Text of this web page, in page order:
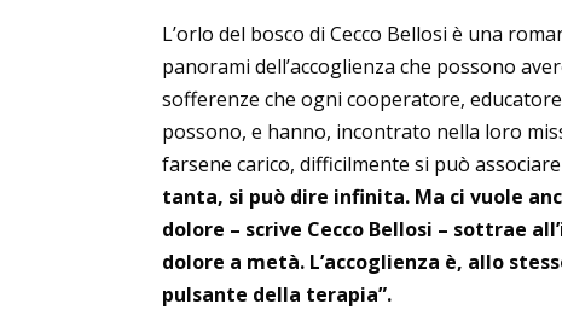
L’orlo del bosco di Cecco Bellosi è una
panorami dell’accoglienza che possono
sofferenze che ogni cooperatore,
possono, e hanno, incontrato nella loro
farsene carico, difficilmente si può
tanta, si può dire infinita. Ma ci vuole
dolore – scrive Cecco Bellosi – sottrae
dolore a metà. L’accoglienza è, allo
pulsante della terapia”.